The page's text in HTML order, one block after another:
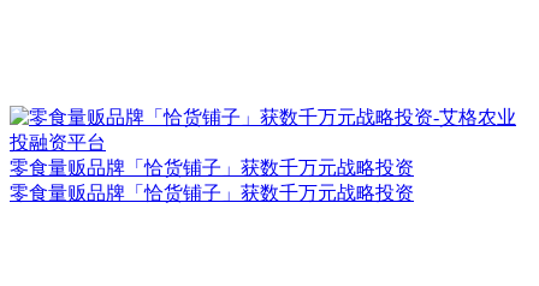
零食量贩品牌「恰货铺子」获数千万元战略投资
零食量贩品牌「恰货铺子」获数千万元战略投资